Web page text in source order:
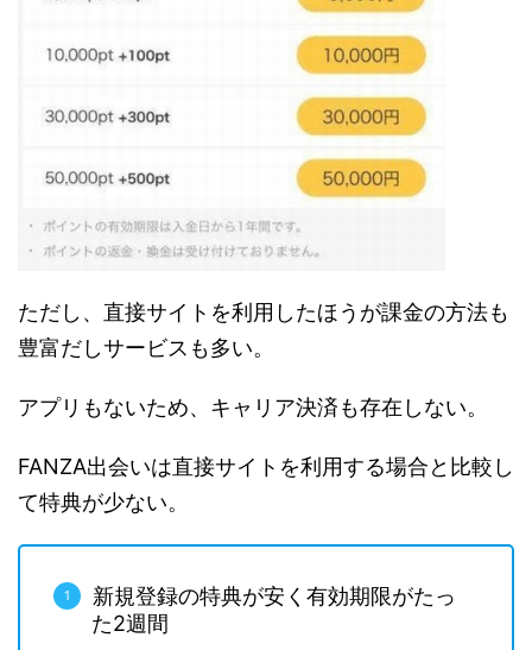
ただし、直接サイトを利用したほうが課金の方法も
豊富だしサービスも多い。
アプリもないため、キャリア決済も存在しない。
FANZA出会いは直接サイトを利用する場合と比較し
て特典が少ない。
新規登録の特典が安く有効期限がたっ
た2週間